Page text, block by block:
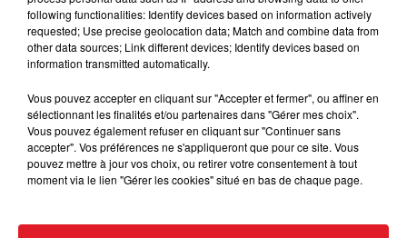
VOLONTAIRE EN COURS, APRÈS LA...
Selon les premiers éléments, le logement servait
à des prostituées
WINGLES: UN JEUNE PERD LA VIE, NOYÉ À
following functionalities: Identify devices based on information actively
requested; Use precise geolocation data; Match and combine data from
other data sources; Link different devices; Identify devices based on
information transmitted automatically.
Vous pouvez accepter en cliquant sur "Accepter et fermer", ou affiner en
sélectionnant les finalités et/ou partenaires dans "Gérer mes choix".
Vous pouvez également refuser en cliquant sur "Continuer sans
accepter". Vos préférences ne s'appliqueront que pour ce site. Vous
pouvez mettre à jour vos choix, ou retirer votre consentement à tout
moment via le lien "Gérer les cookies" situé en bas de chaque page.